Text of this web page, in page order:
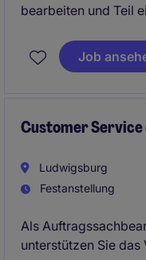
bearbeiten und Teil
Mandanten suchen
Job
Customer Service
Ludwigsburg
Festanstellung
Als
unterstützen Sie